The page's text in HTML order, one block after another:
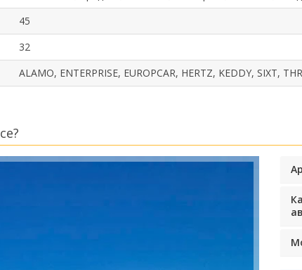
45
32
ALAMO, ENTERPRISE, EUROPCAR, HERTZ, KEDDY, SIXT,